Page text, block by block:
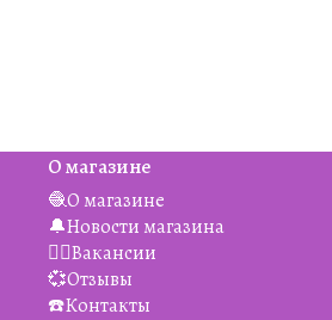
О магазине
🧶О магазине
🔔Новости магазина
👯‍♀️Вакансии
💞Отзывы
☎️Контакты